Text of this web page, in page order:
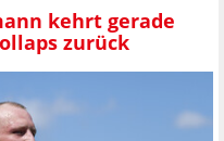
kehrt gerade
zurück